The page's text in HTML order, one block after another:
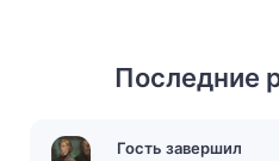
Последние
Гость завершил